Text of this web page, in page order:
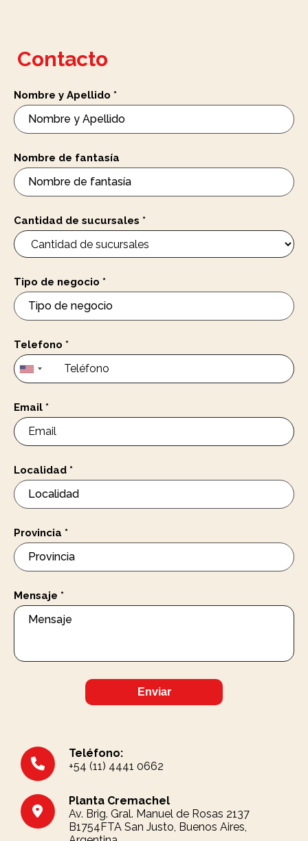
Contacto
Nombre y Apellido *
Nombre de fantasía
Cantidad de sucursales *
Tipo de negocio *
Telefono *
Email *
Localidad *
Provincia *
Mensaje *
Enviar
Teléfono:
+54 (11) 4441 0662
Planta Cremachel
Av. Brig. Gral. Manuel de Rosas 2137
B1754FTA San Justo, Buenos Aires,